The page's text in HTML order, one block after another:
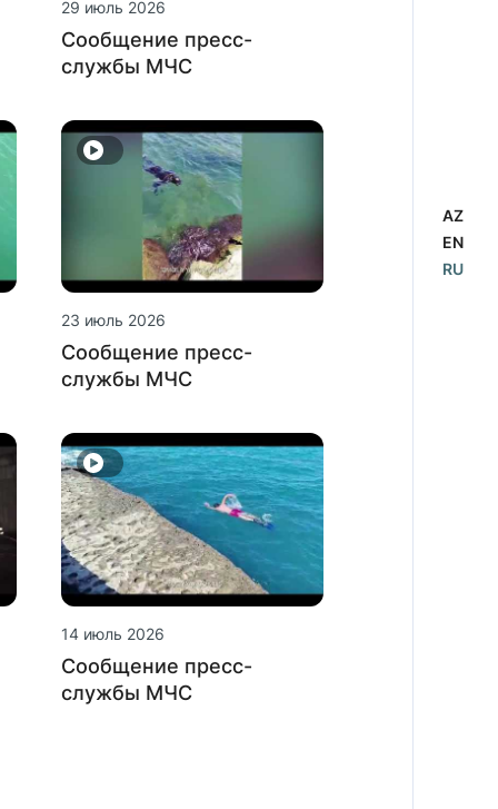
29 июль 2026
Сообщение пресс-
службы МЧС
23 июль 2026
Сообщение пресс-
службы МЧС
14 июль 2026
Сообщение пресс-
службы МЧС
AZ
EN
RU